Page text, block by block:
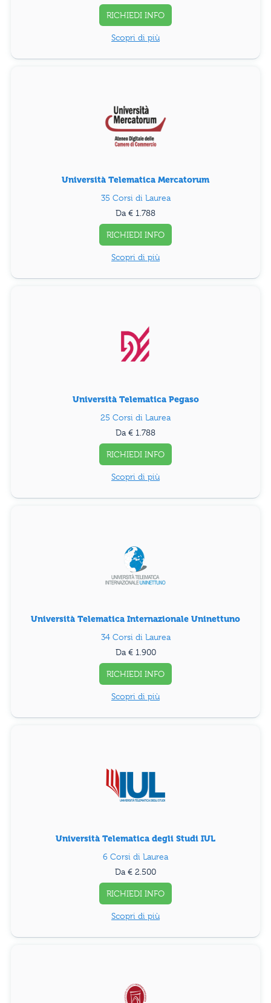
RICHIEDI INFO
Scopri di più
Università Telematica Mercatorum
35 Corsi di Laurea
Da € 1.788
RICHIEDI INFO
Scopri di più
Università Telematica Pegaso
25 Corsi di Laurea
Da € 1.788
RICHIEDI INFO
Scopri di più
Università Telematica Internazionale Uninettuno
34 Corsi di Laurea
Da € 1.900
RICHIEDI INFO
Scopri di più
Università Telematica degli Studi IUL
6 Corsi di Laurea
Da € 2.500
RICHIEDI INFO
Scopri di più